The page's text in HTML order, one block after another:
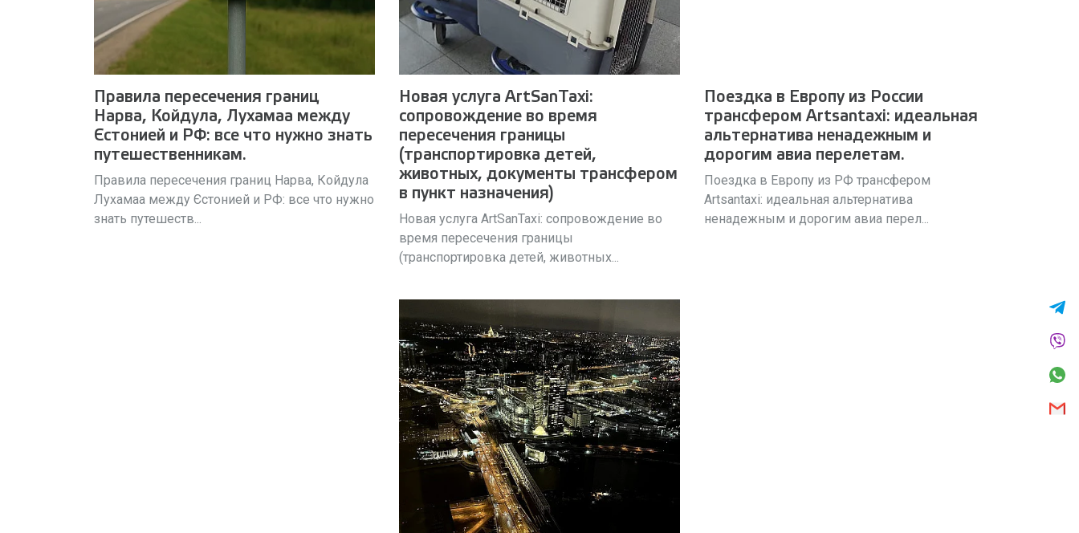
Правила пересечения границ
Нарва, Койдула, Лухамаа между
Єстонией и РФ: все что нужно знать
путешественникам.
Правила пересечения границ Нарва, Койдула
Лухамаа между Єстонией и РФ: все что нужно
знать путешеств...
Новая услуга ArtSanTaxi:
сопровождение во время
пересечения границы
(транспортировка детей,
животных, документы трансфером
в пункт назначения)
Новая услуга ArtSanTaxi: сопровождение во
время пересечения границы
(транспортировка детей, животных...
Поездка в Европу из России
трансфером Artsantaxi: идеальная
альтернатива ненадежным и
дорогим авиа перелетам.
Поездка в Европу из РФ трансфером
Artsantaxi: идеальная альтернатива
ненадежным и дорогим авиа перел...